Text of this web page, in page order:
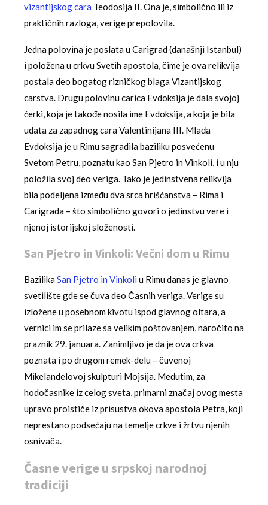
vizantijskog cara Teodosija II. Ona je, simbolično ili iz
praktičnih razloga, verige prepolovila.
Jedna polovina je poslata u Carigrad (današnji Istanbul)
i položena u crkvu Svetih apostola, čime je ova relikvija
postala deo bogatog rizničkog blaga Vizantijskog
carstva. Drugu polovinu carica Evdoksija je dala svojoj
ćerki, koja je takođe nosila ime Evdoksija, a koja je bila
udata za zapadnog cara Valentinijana III. Mlađa
Evdoksija je u Rimu sagradila baziliku posvećenu
Svetom Petru, poznatu kao San Pjetro in Vinkoli, i u nju
položila svoj deo veriga. Tako je jedinstvena relikvija
bila podeljena između dva srca hrišćanstva – Rima i
Carigrada – što simbolično govori o jedinstvu vere i
njenoj istorijskoj složenosti.
San Pjetro in Vinkoli: Večni dom u Rimu
BazilikaSan Pjetro in Vinkoli u Rimu danas je glavno
svetilište gde se čuva deo Časnih veriga. Verige su
izložene u posebnom kivotu ispod glavnog oltara, a
vernici im se prilaze sa velikim poštovanjem, naročito na
praznik 29. januara. Zanimljivo je da je ova crkva
poznata i po drugom remek-delu – čuvenoj
Mikelanđelovoj skulpturi Mojsija. Međutim, za
hodočasnike iz celog sveta, primarni značaj ovog mesta
upravo proističe iz prisustva okova apostola Petra, koji
neprestano podsećaju na temelje crkve i žrtvu njenih
osnivača.
Časne verige u srpskoj narodnoj
tradiciji